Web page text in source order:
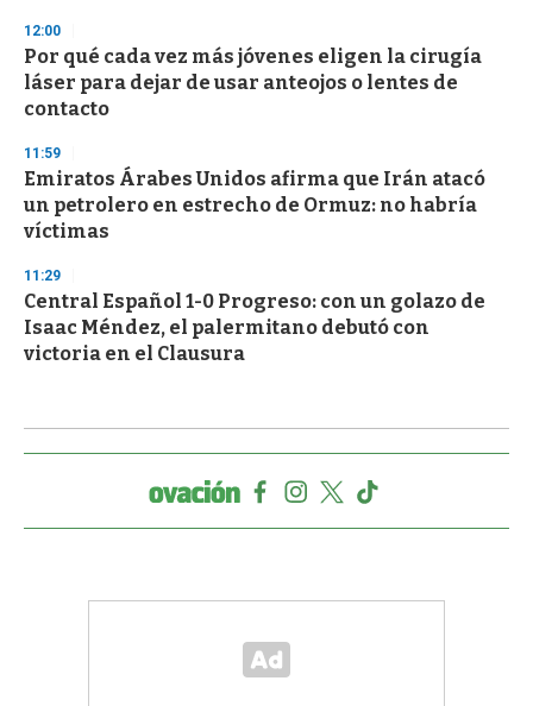
12:00
Por qué cada vez más jóvenes eligen la cirugía
láser para dejar de usar anteojos o lentes de
contacto
11:59
Emiratos Árabes Unidos afirma que Irán atacó
un petrolero en estrecho de Ormuz: no habría
víctimas
11:29
Central Español 1-0 Progreso: con un golazo de
Isaac Méndez, el palermitano debutó con
victoria en el Clausura